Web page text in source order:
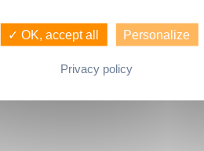
2014. Selon Laurent Vimont,
les jeunes de moins de 30 ans »
ce qui est stable par rapport à
à l'année précédente. Cette
%).
✓ OK, accept all Personalize
Privacy policy